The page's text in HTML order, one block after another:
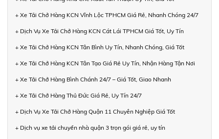
+ Xe Tải Chở Hàng KCN Vĩnh Lộc TPHCM Giá Rẻ, Nhanh Chóng 24/7
+ Dịch Vụ Xe Tải Chở Hàng KCN Cát Lái TPHCM Giá Tốt, Uy Tín
+ Xe Tải Chở Hàng KCN Tân Bình Uy Tín, Nhanh Chóng, Giá Tốt
+ Xe Tải Chở Hàng KCN Tân Tạo Giá Rẻ Uy Tín, Nhận Hàng Tận Nơi
+ Xe Tải Chở Hàng Bình Chánh 24/7 – Giá Tốt, Giao Nhanh
+ Xe Tải Chở Hàng Thủ Đức Giá Rẻ, Uy Tín 24/7
+ Dịch Vụ Xe Tải Chở Hàng Quận 11 Chuyên Nghiệp Giá Tốt
+ Dịch vụ xe tải chuyển nhà quận 3 trọn gói giá rẻ, uy tín